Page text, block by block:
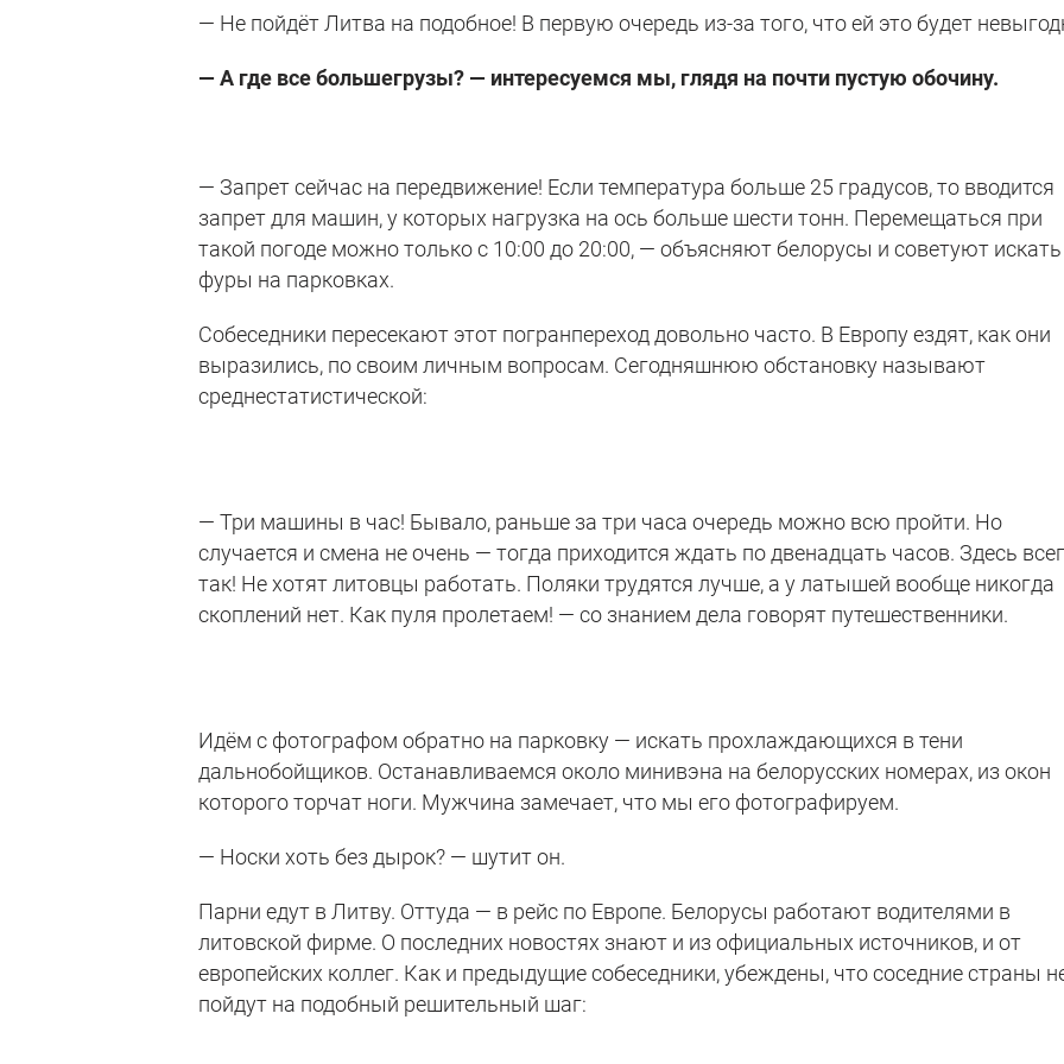
— Не пойдёт Литва на подобное! В первую очередь из-за того, что ей это будет
— А где все большегрузы? — интересуемся мы, глядя на почти пустую обочину.
— Запрет сейчас на передвижение! Если температура больше 25 градусов, то вводится
запрет для машин, у которых нагрузка на ось больше шести тонн. Перемещаться при
такой погоде можно только с 10:00 до 20:00, — объясняют белорусы и советуют искать
фуры на парковках.
Собеседники пересекают этот погранпереход довольно часто. В Европу ездят, как они
выразились, по своим личным вопросам. Сегодняшнюю обстановку называют
среднестатистической:
— Три машины в час! Бывало, раньше за три часа очередь можно всю пройти. Но
случается и смена не очень — тогда приходится ждать по двенадцать часов. Здесь
так! Не хотят литовцы работать. Поляки трудятся лучше, а у латышей вообще никогда
скоплений нет. Как пуля пролетаем! — со знанием дела говорят путешественники.
Идём с фотографом обратно на парковку — искать прохлаждающихся в тени
дальнобойщиков. Останавливаемся около минивэна на белорусских номерах, из окон
которого торчат ноги. Мужчина замечает, что мы его фотографируем.
— Носки хоть без дырок? — шутит он.
Парни едут в Литву. Оттуда — в рейс по Европе. Белорусы работают водителями в
литовской фирме. О последних новостях знают и из официальных источников, и от
европейских коллег. Как и предыдущие собеседники, убеждены, что соседние страны
пойдут на подобный решительный шаг: